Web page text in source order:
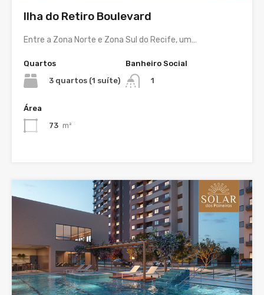
Ilha do Retiro Boulevard
Entre a Zona Norte e Zona Sul do Recife, um…
Quartos
3 quartos (1 suíte)
Banheiro Social
1
Área
73 m²